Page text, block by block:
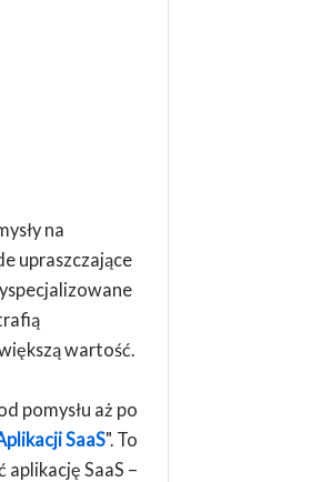
na
upraszczające
wartość.
pomysłu aż po
SaaS". To
SaaS –